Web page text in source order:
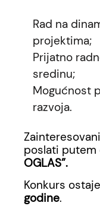
Rad na
projektima;
Prijatno
sredinu;
Mogućnost
razvoja.
poslati putem
OGLAS”.
Konkurs
godine.